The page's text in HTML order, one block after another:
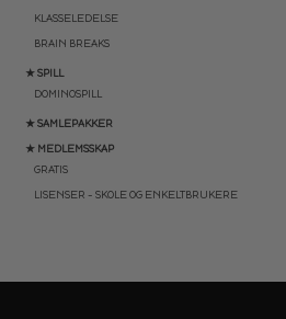
KLASSELEDELSE
BRAIN BREAKS
★ SPILL
DOMINOSPILL
★ SAMLEPAKKER
★ MEDLEMSSKAP
GRATIS
LISENSER – SKOLE OG ENKELTBRUKERE